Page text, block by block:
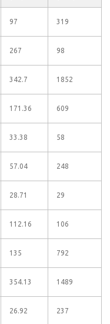
97 319
267 98
342.7 1852
171.36 609
33.38 58
57.04 248
28.71 29
112.16 106
135 792
354.13 1489
26.92 237